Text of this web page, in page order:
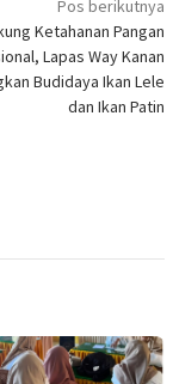
Pos berikutnya
Ketahanan Pangan
Lapas Way Kanan
Budidaya Ikan Lele
dan Ikan Patin